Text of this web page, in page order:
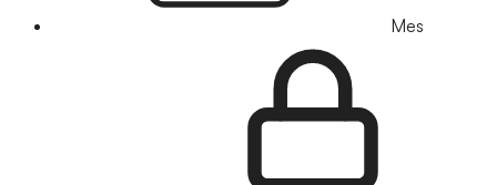
Mes